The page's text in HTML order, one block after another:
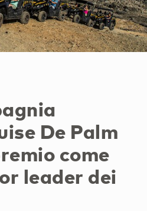
De Palm
come
leader dei